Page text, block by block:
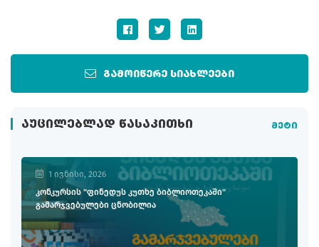
გამოიწერე სიახლეები
ᲐᲣᲪᲘᲚᲔᲑᲚᲐᲓ ᲬᲐᲡᲐᲙᲘᲗᲮᲘ მეტი
1 ივნისი, 2026
კონკურსის "ფინედუს კუთხე ბიბლიოთეკაში"
გამარჯვებულები ცნობილია